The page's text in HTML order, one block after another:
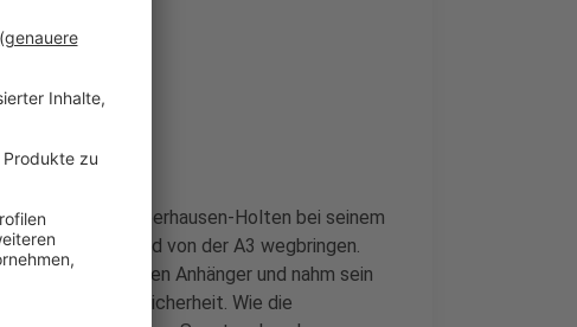
A3 weg
auf Höhe Oberhausen-Holten bei seinem
Tier verladen und von der A3 wegbringen.
einen neuen Anhänger und nahm sein
Ladungssicherheit. Wie die